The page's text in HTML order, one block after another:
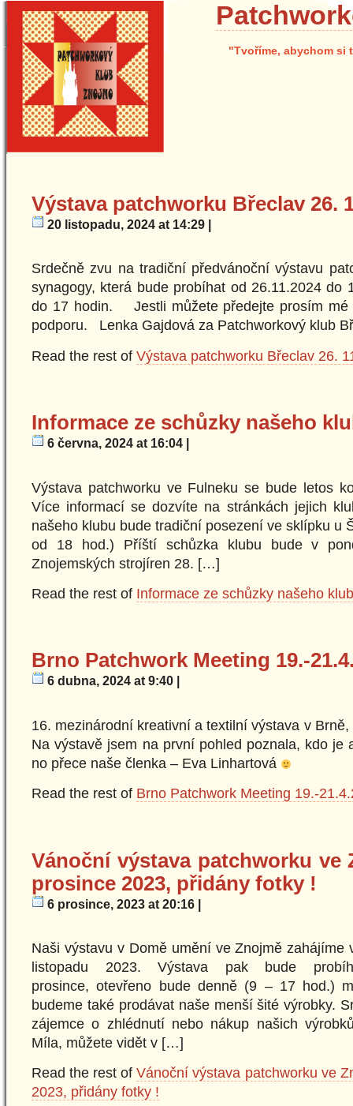
"Tvoříme, abychom si
Výstava patchworku Břeclav 26.
20 listopadu, 2024 at 14:29 |
Srdečně zvu na tradiční předvánoční výstavu
synagogy, která bude probíhat od 26.11.2024 do
do 17 hodin. Jestli můžete předejte prosím mé
podporu. Lenka Gajdová za Patchworkový klub
Read the rest of Výstava patchworku Břeclav 26.
Informace ze schůzky našeho
6 června, 2024 at 16:04 |
Výstava patchworku ve Fulneku se bude letos
Více informací se dozvíte na stránkách
našeho klubu bude tradiční posezení ve sklípku u
od 18 hod.) Příští schůzka klubu bude v
Znojemských strojíren 28. […]
Read the rest of Informace ze schůzky našeho
Brno Patchwork Meeting 19.-
6 dubna, 2024 at 9:40 |
16. mezinárodní kreativní a textilní výstava v
Na výstavě jsem na první pohled poznala, kdo je
no přece naše členka – Eva Linhartová
Read the rest of Brno Patchwork Meeting 19.-
Vánoční výstava patchworku ve
prosince 2023, přidány fotky !
6 prosince, 2023 at 20:16 |
Naši výstavu v Domě umění ve Znojmě zahájíme
listopadu 2023. Výstava pak bude
prosince, otevřeno bude denně (9 – 17 hod.)
budeme také prodávat naše menší šité výrobky.
zájemce o zhlédnutí nebo nákup našich
Míla, můžete vidět v […]
Read the rest ofVánoční výstava patchworku ve
2023, přidány fotky !